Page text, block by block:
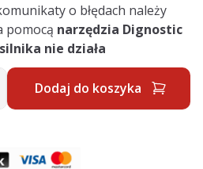
o błędach należy
pomocą narzędzia Dignostic
nie działa
Dodaj do koszyka